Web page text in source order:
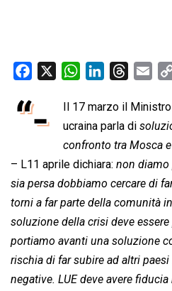
c
e
o
o
k
W
a
t
s
A
p
p
n
k
e
d
I
n
r
e
a
d
s
a
i
l
“- Il 17 marzo il Ministro
ucraina parla di 
confronto tra Mosca
– L11 aprile dichiara:  non diamo
sia persa dobbiamo cercare di
torni a far parte della comunità
soluzione della crisi deve
portiamo avanti una soluzione
rischia di far subire ad altri
negative. LUE deve avere